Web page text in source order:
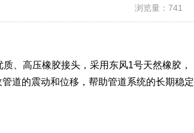
浏览量：741
、高压橡胶接头，采用东风1号天然橡胶，
道的震动和位移，帮助管道系统的长期稳定